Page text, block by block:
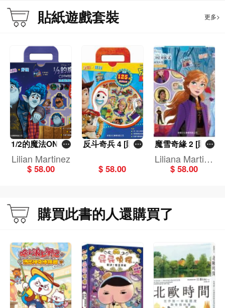
貼紙遊戲套裝 更多>
1/2的魔法ONWA
RD [貼紙遊戲套
裝]
Lilian Martinez
$ 58.00
反斗奇兵 4 [貼紙
$ 58.00
魔雪奇緣 2 [貼紙
遊戲套裝]
Liliana Martine
z
$ 58.00
購買此書的人還購買了